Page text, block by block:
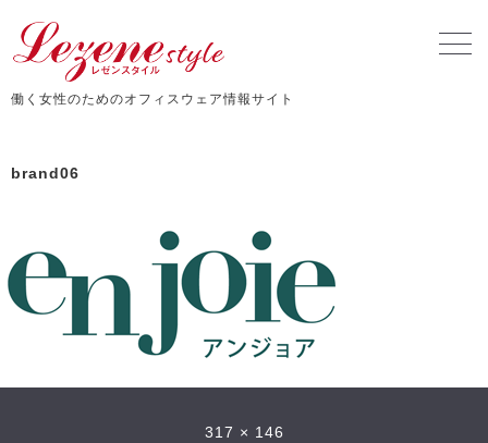
働く女性のためのオフィスウェア情報サイト
brand06
317 × 146